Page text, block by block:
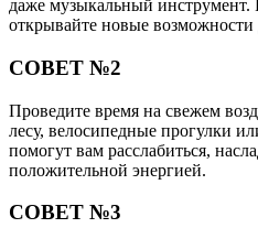
даже музыкальный инструмент.
открывайте новые возможности
СОВЕТ №2
Проведите время на свежем
лесу, велосипедные прогулки
помогут вам расслабиться,
положительной энергией.
СОВЕТ №3